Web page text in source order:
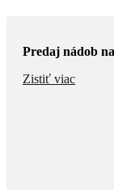
Predaj nádob
Zistiť viac